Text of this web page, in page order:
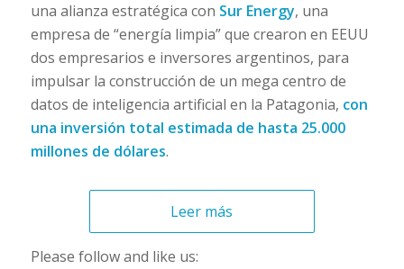
una alianza estratégica con Sur Energy, una
empresa de “energía limpia” que crearon en EEUU
dos empresarios e inversores argentinos, para
impulsar la construcción de un mega centro de
datos de inteligencia artificial en la Patagonia, con
una inversión total estimada de hasta 25.000
millones de dólares.
Leer más
Please follow and like us: